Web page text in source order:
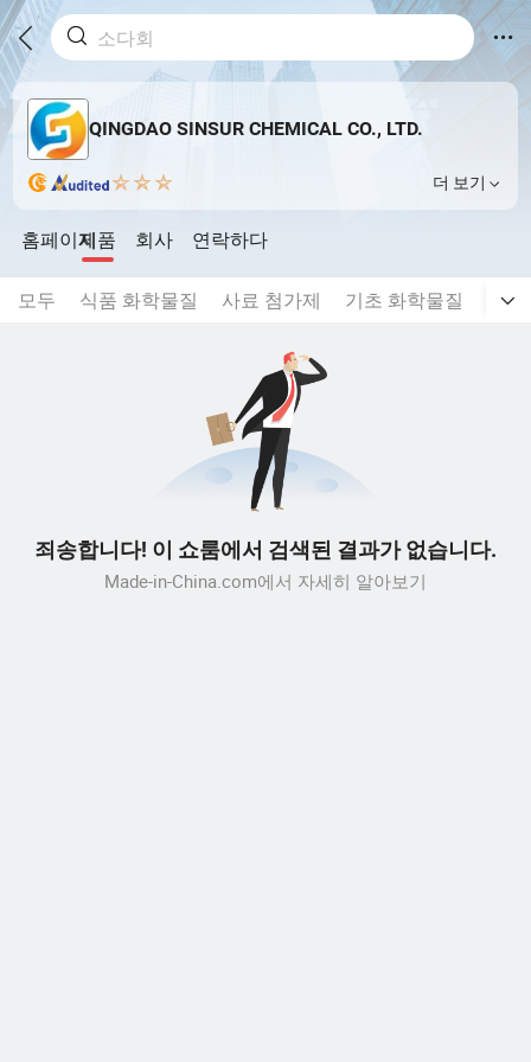
QINGDAO SINSUR CHEMICAL CO., LTD.
더 보기
홈페이지제품 회사 연락하다
모두 식품 화학물질 사료 첨가제 기초 화학물질 인
죄송합니다! 이 쇼룸에서 검색된 결과가 없습니다.
Made-in-China.com에서 자세히 알아보기